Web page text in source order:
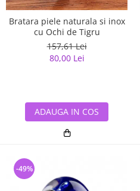
Bratara piele naturala si inox
cu Ochi de Tigru
157,61 Lei
80,00 Lei
ADAUGA IN COS
-49%